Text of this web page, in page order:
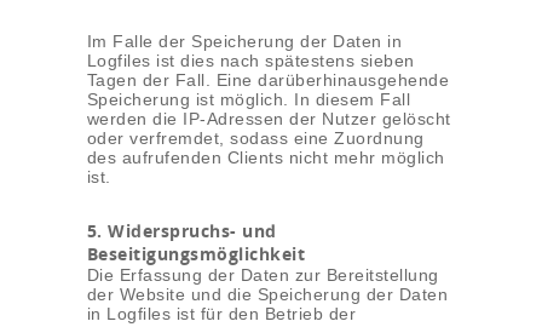
Im Falle der Speicherung der Daten in
Logfiles ist dies nach spätestens sieben
Tagen der Fall. Eine darüberhinausgehende
Speicherung ist möglich. In diesem Fall
werden die IP-Adressen der Nutzer gelöscht
oder verfremdet, sodass eine Zuordnung
des aufrufenden Clients nicht mehr möglich
ist.
5. Widerspruchs- und
Beseitigungsmöglichkeit
Die Erfassung der Daten zur Bereitstellung
der Website und die Speicherung der Daten
in Logfiles ist für den Betrieb der